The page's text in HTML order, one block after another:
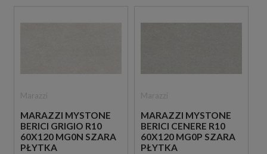
MARAZZI MYSTONE
BERICI GRIGIO R10
60X120 MG0N SZARA
PŁYTKA
MARAZZI MYSTONE
BERICI CENERE R10
60X120 MG0P SZARA
PŁYTKA